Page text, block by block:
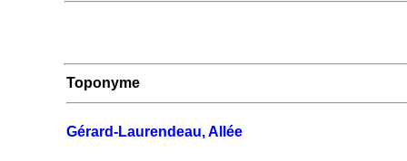
Toponyme
Gérard-Laurendeau, Allée